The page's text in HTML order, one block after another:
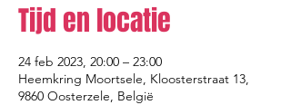
Tijd en locatie
24 feb 2023, 20:00 – 23:00
Heemkring Moortsele, Kloosterstraat 13,
9860 Oosterzele, België